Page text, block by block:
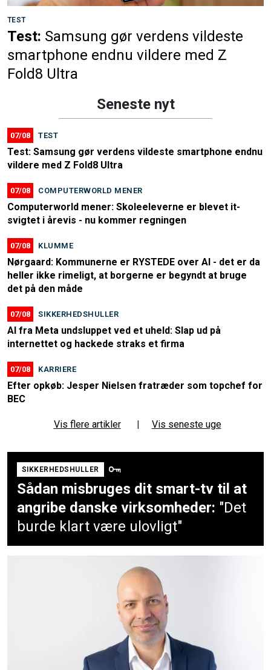
TEST
Test: Samsung gør verdens vildeste
smartphone endnu vildere med Z
Fold8 Ultra
Seneste nyt
07/08 TEST
Test: Samsung gør verdens vildeste smartphone endnu
vildere med Z Fold8 Ultra
07/08 COMPUTERWORLD MENER
Computerworld mener: Skoleeleverne er blevet it-
svigtet i årevis - nu kommer regningen
07/08 KLUMME
Nørgaard: Kommunerne er RYSTEDE over AI - det er da
heller ikke rimeligt, at borgerne er begyndt at bruge
det på den måde
07/08 SIKKERHEDSHULLER
AI fra Meta undsluppet ved et uheld: Slap ud på
internettet og hackede straks et firma
07/08 KARRIERE
Efter opkøb: Jesper Nielsen fratræder som topchef for
BEC
Vis flere artikler | Vis seneste uge
SIKKERHEDSHULLER
Sådan misbruges dit smart-tv til at
angribe danske virksomheder: "Det
burde klart være ulovligt"